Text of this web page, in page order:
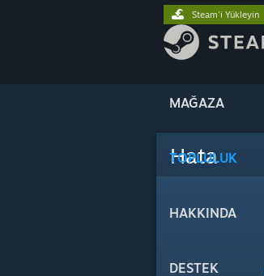
MAĞAZA
TOPLULUK
HAKKINDA
DESTEK
Steam'i Yükleyin
Hata